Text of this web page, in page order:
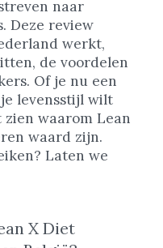
naar
Deze review
werkt,
de voordelen
Of je nu een
levensstijl wilt
waarom Lean
waard zijn.
Laten we
X Diet